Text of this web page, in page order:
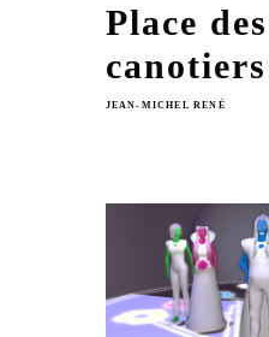
Place des
canotiers
JEAN-MICHEL RENÉ